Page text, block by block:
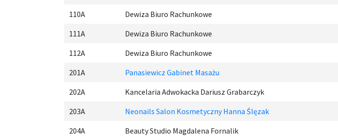
110A
Dewiza Biuro Rachunkowe
111A
Dewiza Biuro Rachunkowe
112A
Dewiza Biuro Rachunkowe
201A
Panasiewicz Gabinet Masażu
202A
Kancelaria Adwokacka Dariusz Grabarczyk
203A
Neonails Salon Kosmetyczny Hanna Ślęzak
204A
Beauty Studio Magdalena Fornalik